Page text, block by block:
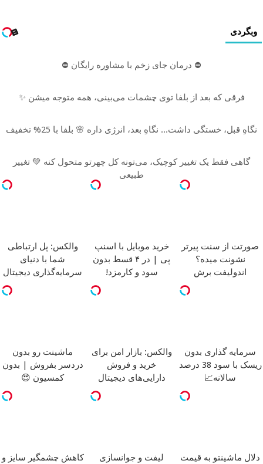
وبگردی
⛔ درمان جای زخم با مشاوره رایگان ⛔
فرقی که بعد از بلفا توی چشمات می‌بینی، همه متوجه میشن ✨
نگاهِ قبل، خستگی داشت... نگاهِ بعد، انرژی داره 🌸 بلفا با 25% تخفیف
گاهی فقط یک تغییر کوچیک، می‌تونه کل چهرتو متحول کنه 💚 تغییر
طبیعی
صورتت از سنت پیرتر
نشونت میده؟
اندولیفت برش
خرید موبایل با اسنپ
پی | در ۴ قسط بدون
سود و کارمزد!
والکس: پل ارتباطی
شما با دنیای
سرمایه‌گذاری دیجیتال
سرمایه گذاری بدون
ریسک با سود 38 درصد
سالانه📈
والکس: بازار امن برای
خرید و فروش
دارایی‌های دیجیتال
ماشینت رو بدون
دردسر بفروش | بدون
کمسیون 😍
دلال ماشینتو به قیمت
لیفت و جوانسازی
کاهش چشمگیر سایز و